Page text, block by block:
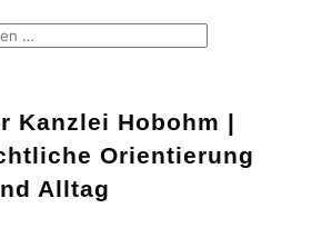
Kanzlei Hobohm |
Orientierung
Alltag